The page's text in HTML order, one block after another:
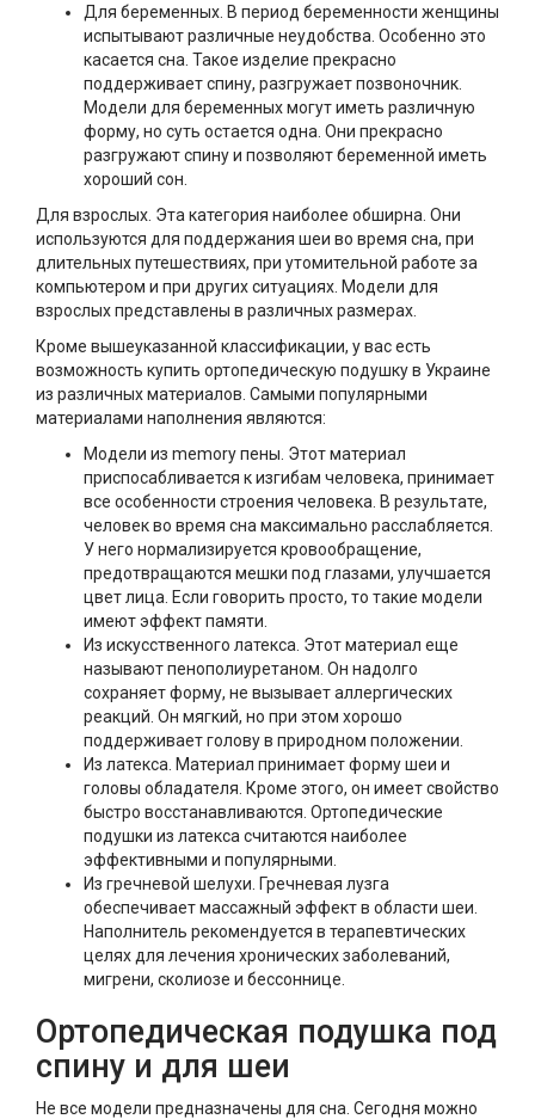
Для беременных. В период беременности женщины
испытывают различные неудобства. Особенно это
касается сна. Такое изделие прекрасно
поддерживает спину, разгружает позвоночник.
Модели для беременных могут иметь различную
форму, но суть остается одна. Они прекрасно
разгружают спину и позволяют беременной иметь
хороший сон.
Для взрослых. Эта категория наиболее обширна. Они
используются для поддержания шеи во время сна, при
длительных путешествиях, при утомительной работе за
компьютером и при других ситуациях. Модели для
взрослых представлены в различных размерах.
Кроме вышеуказанной классификации, у вас есть
возможность купить ортопедическую подушку в Украине
из различных материалов. Самыми популярными
материалами наполнения являются:
Модели из memory пены. Этот материал
приспосабливается к изгибам человека, принимает
все особенности строения человека. В результате,
человек во время сна максимально расслабляется.
У него нормализируется кровообращение,
предотвращаются мешки под глазами, улучшается
цвет лица. Если говорить просто, то такие модели
имеют эффект памяти.
Из искусственного латекса. Этот материал еще
называют пенополиуретаном. Он надолго
сохраняет форму, не вызывает аллергических
реакций. Он мягкий, но при этом хорошо
поддерживает голову в природном положении.
Из латекса. Материал принимает форму шеи и
головы обладателя. Кроме этого, он имеет свойство
быстро восстанавливаются. Ортопедические
подушки из латекса считаются наиболее
эффективными и популярными.
Из гречневой шелухи. Гречневая лузга
обеспечивает массажный эффект в области шеи.
Наполнитель рекомендуется в терапевтических
целях для лечения хронических заболеваний,
мигрени, сколиозе и бессоннице.
Ортопедическая подушка под
спину и для шеи
Не все модели предназначены для сна. Сегодня можно